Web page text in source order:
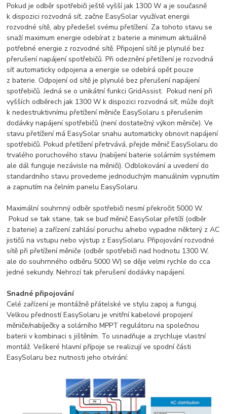
Pokud je odběr spotřebiči ještě vyšší jak 1300 W a je současně
k dispozici rozvodná síť, začne EasySolar využívat energii
rozvodné sítě, aby předešel svému přetížení. Za tohoto stavu se
snaží maximum energie odebírat z baterie a minimum aktuálně
potřebné energie z rozvodné sítě. Připojení sítě je plynulé bez
přerušení napájení spotřebičů. Při odeznění přetížení je rozvodná
síť automaticky odpojena a energie se odebírá opět pouze
z baterie. Odpojení od sítě je plynulé bez přerušení napájení
spotřebičů. Jedná se o unikátní funkci GridAssist. Pokud není při
vyšších odběrech jak 1300 W k dispozici rozvodná síť, může dojít
k nedestruktivnímu přetížení měniče EasySolaru s přerušením
dodávky napájení spotřebičů (není dostatečný výkon měniče). Ve
stavu přetížení má EasySolar snahu automaticky obnovit napájení
spotřebičů. Pokud přetížení přetrvává, přejde měnič EasySolaru do
trvalého poruchového stavu (nabíjení baterie solárním systémem
ale dál funguje nezávisle na měniči). Odblokování a uvedení do
standardního stavu provedeme jednoduchým manuálním vypnutím
a zapnutím na čelním panelu EasySolaru.
Maximální souhrnný odběr spotřebiči nesmí překročit 5000 W.
Pokud se tak stane, tak se buď měnič EasySolar přetíží (odběr
z baterie) a zařízení zahlásí poruchu a/nebo vypadne některý z AC
jističů na vstupu nebo výstup z EasySolaru. Připojování rozvodné
sítě při přetížení měniče (odběr spotřebiči nad hodnotu 1300 W,
ale do souhrnného odběru 5000 W) se děje velmi rychle do cca
jedné sekundy. Nehrozí tak přerušení dodávky napájení.
Snadné připojování
Celé zařízení je montážně přátelské ve stylu zapoj a funguj.
Velkou předností EasySolaru je vnitřní kabelové propojení
měniče/nabíječky a solárního MPPT regulátoru na společnou
baterii v kombinaci s jištěním. To usnadňuje a zrychluje vlastní
montáž. Veškeré hlavní přípoje se realizují ve spodní části
EasySolaru bez nutnosti jeho otvírání: